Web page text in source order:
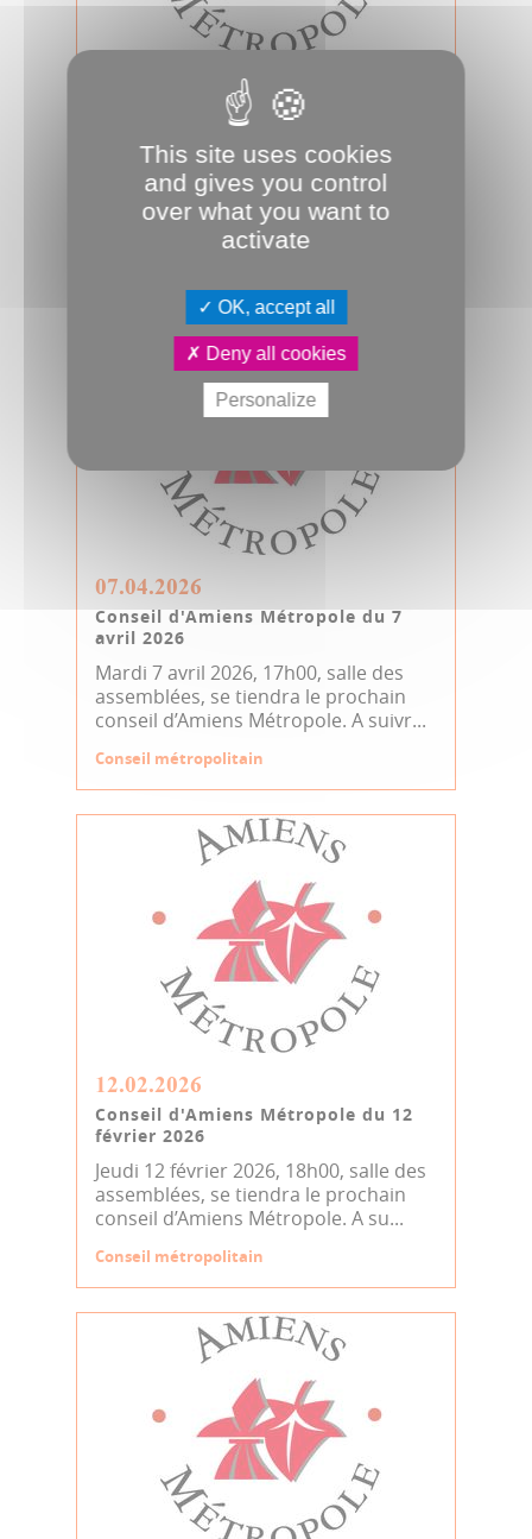
Conseil d'Amiens Métropole du 23
avril 2026
Jeudi 23 avril 2026, 18h00, salle des
assemblées, se tiendra le prochain
conseil d’Amiens Métropole. A suiv...
07.04.2026
Conseil d'Amiens Métropole du 7
avril 2026
Mardi 7 avril 2026, 17h00, salle des
assemblées, se tiendra le prochain
conseil d’Amiens Métropole. A suivr...
Conseil métropolitain
12.02.2026
Conseil d'Amiens Métropole du 12
février 2026
Jeudi 12 février 2026, 18h00, salle des
assemblées, se tiendra le prochain
conseil d’Amiens Métropole. A su...
Conseil métropolitain
This site uses cookies
and gives you control
over what you want to
activate
OK, accept all
Deny all cookies
Personalize